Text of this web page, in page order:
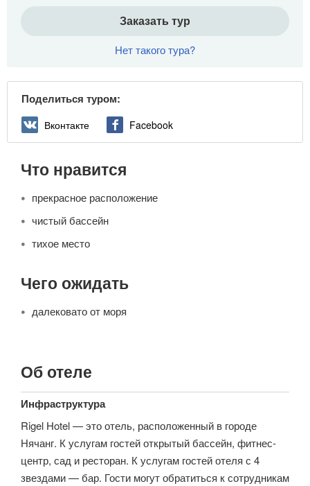
Заказать тур
Нет такого тура?
Поделиться туром:
Вконтакте Facebook
Что нравится
прекрасное расположение
чистый бассейн
тихое место
Чего ожидать
далековато от моря
Об отеле
Инфраструктура
Rigel Hotel — это отель, расположенный в городе
Нячанг. К услугам гостей открытый бассейн, фитнес-
центр, сад и ресторан. К услугам гостей отеля с 4
звездами — бар. Гости могут обратиться к сотрудникам